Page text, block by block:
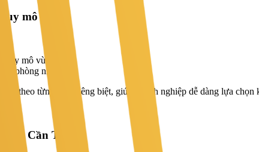
mô
mô vừa.
phòng nhỏ.
theo từng tầng riêng biệt, giúp doanh nghiệp dễ dàng lựa
Cần Thơ